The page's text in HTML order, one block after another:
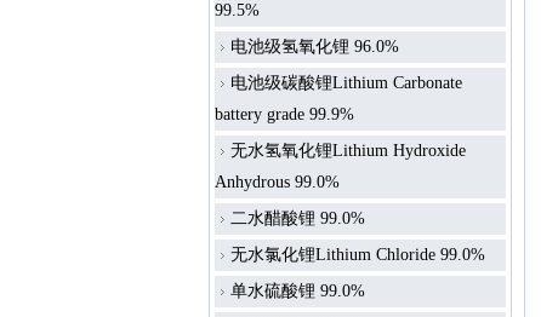
99.5%
电池级氢氧化锂 96.0%
电池级碳酸锂Lithium Carbonate
battery grade 99.9%
无水氢氧化锂Lithium Hydroxide
Anhydrous 99.0%
二水醋酸锂 99.0%
无水氯化锂Lithium Chloride 99.0%
单水硫酸锂 99.0%